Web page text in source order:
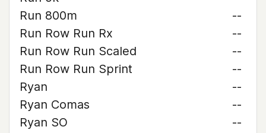
Run 800m
--
Run Row Run Rx
--
Run Row Run Scaled
--
Run Row Run Sprint
--
Ryan
--
Ryan Comas
--
Ryan SO
--